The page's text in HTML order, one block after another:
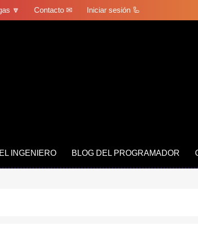
🔽 Contacto ✉ Iniciar sesión 🦾
INGENIERO BLOG DEL PROGRAMADOR